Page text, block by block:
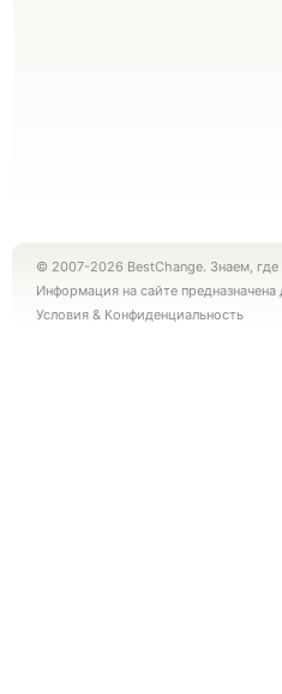
© 2007-2026 BestChange. Знаем, где
Информация на сайте предназначена
Условия & Конфиденциальность